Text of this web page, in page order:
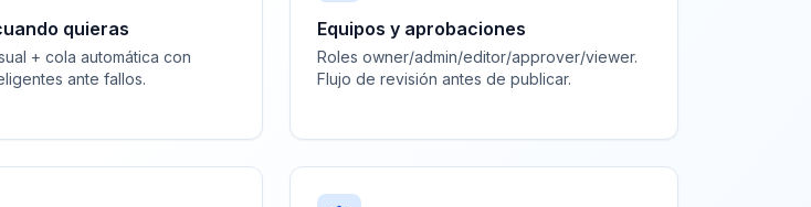
quieras
+ cola automática con
ante fallos.
Equipos y aprobaciones
Roles owner/admin/editor/approver/viewer.
Flujo de revisión antes de publicar.